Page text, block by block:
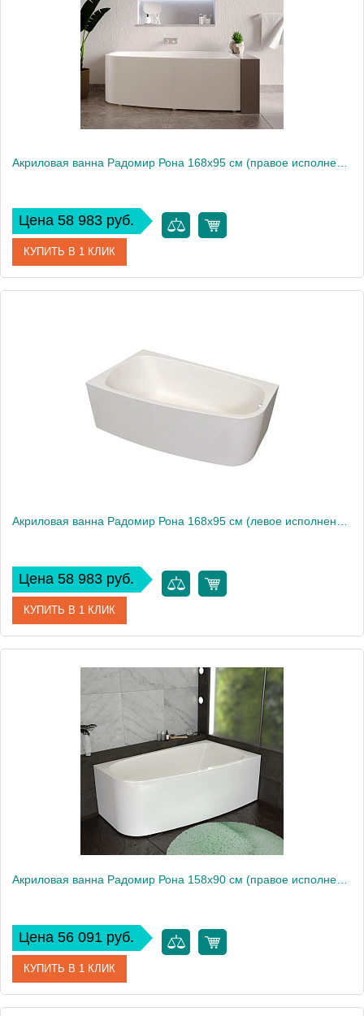
Цена 58 983 руб.
КУПИТЬ В 1 КЛИК
Цена 58 983 руб.
КУПИТЬ В 1 КЛИК
Цена 56 091 руб.
КУПИТЬ В 1 КЛИК